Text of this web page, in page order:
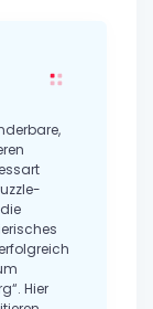
Hier